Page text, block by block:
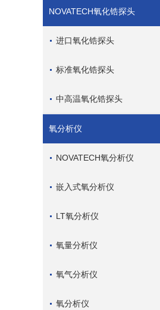
NOVATECH氧化锆探头
进口氧化锆探头
标准氧化锆探头
中高温氧化锆探头
氧分析仪
NOVATECH氧分析仪
嵌入式氧分析仪
LT氧分析仪
氧量分析仪
氧气分析仪
氧分析仪